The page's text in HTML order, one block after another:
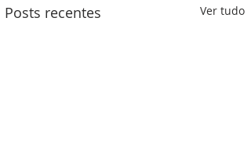
Posts recentes Ver tudo